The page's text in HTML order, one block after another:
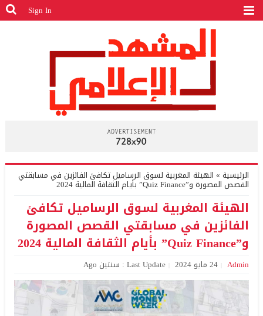
Sign In
الرئيسية » الهيئة المغربية لسوق الرساميل تكافئ الفائزين في مسابقتي
القصص المصورة و”Quiz Finance” بأيام الثقافة المالية 2024
الهيئة المغربية لسوق الرساميل تكافئ
الفائزين في مسابقتي القصص المصورة
و”Quiz Finance” بأيام الثقافة المالية 2024
Admin 24 مايو 2024 Last Update : سنتين Ago